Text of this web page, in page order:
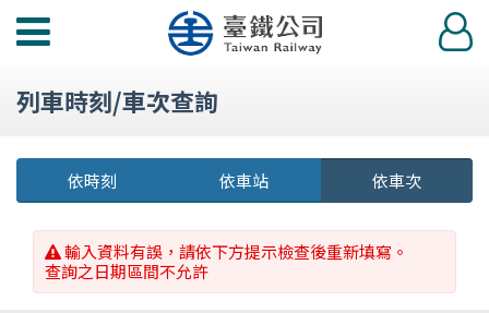
功
選
登
入
列車時刻/車次查詢
依時刻 依車站 依車次
輸入資料有誤，請依下方提示檢查後重新填寫。
查詢之日期區間不允許